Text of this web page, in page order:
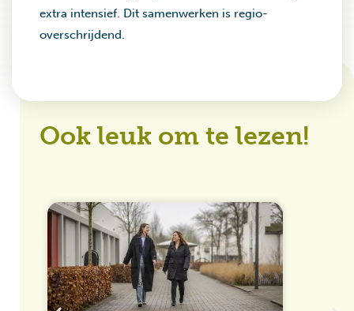
extra intensief. Dit samenwerken is regio-
overschrijdend.
Ook leuk om te lezen!